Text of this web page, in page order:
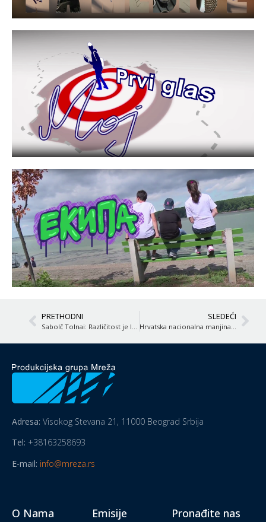
PRETHODNI SLEDEĆI
Adresa: Visokog Stevana 21, 11000 Beograd Srbija
Tel: +38163258693
E-mail: info@mreza.rs
O Nama Emisije Pronađite nas